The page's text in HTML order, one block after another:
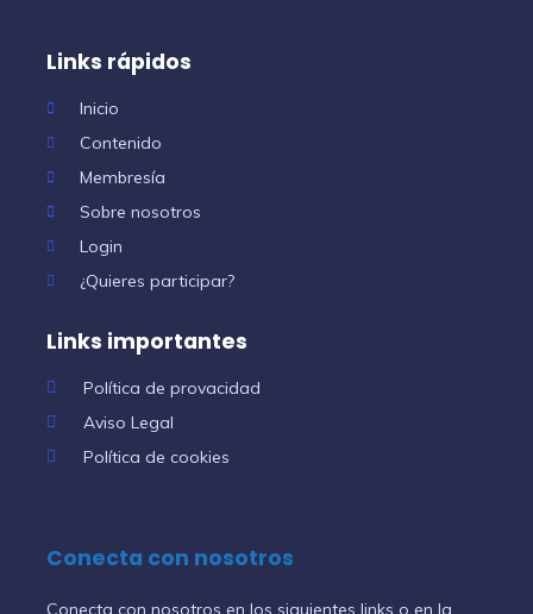
Links rápidos
Inicio
Contenido
Membresía
Sobre nosotros
Login
¿Quieres participar?
Links importantes
Política de provacidad
Aviso Legal
Política de cookies
Conecta con nosotros
Conecta con nosotros en los siguientes links o en la